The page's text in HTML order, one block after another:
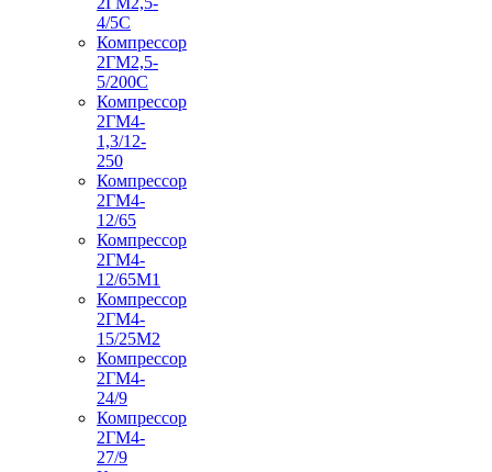
4/5С
Компрессор
2ГМ2,5-
5/200С
Компрессор
2ГМ4-
1,3/12-
250
Компрессор
2ГМ4-
12/65
Компрессор
2ГМ4-
12/65М1
Компрессор
2ГМ4-
15/25М2
Компрессор
2ГМ4-
24/9
Компрессор
2ГМ4-
27/9